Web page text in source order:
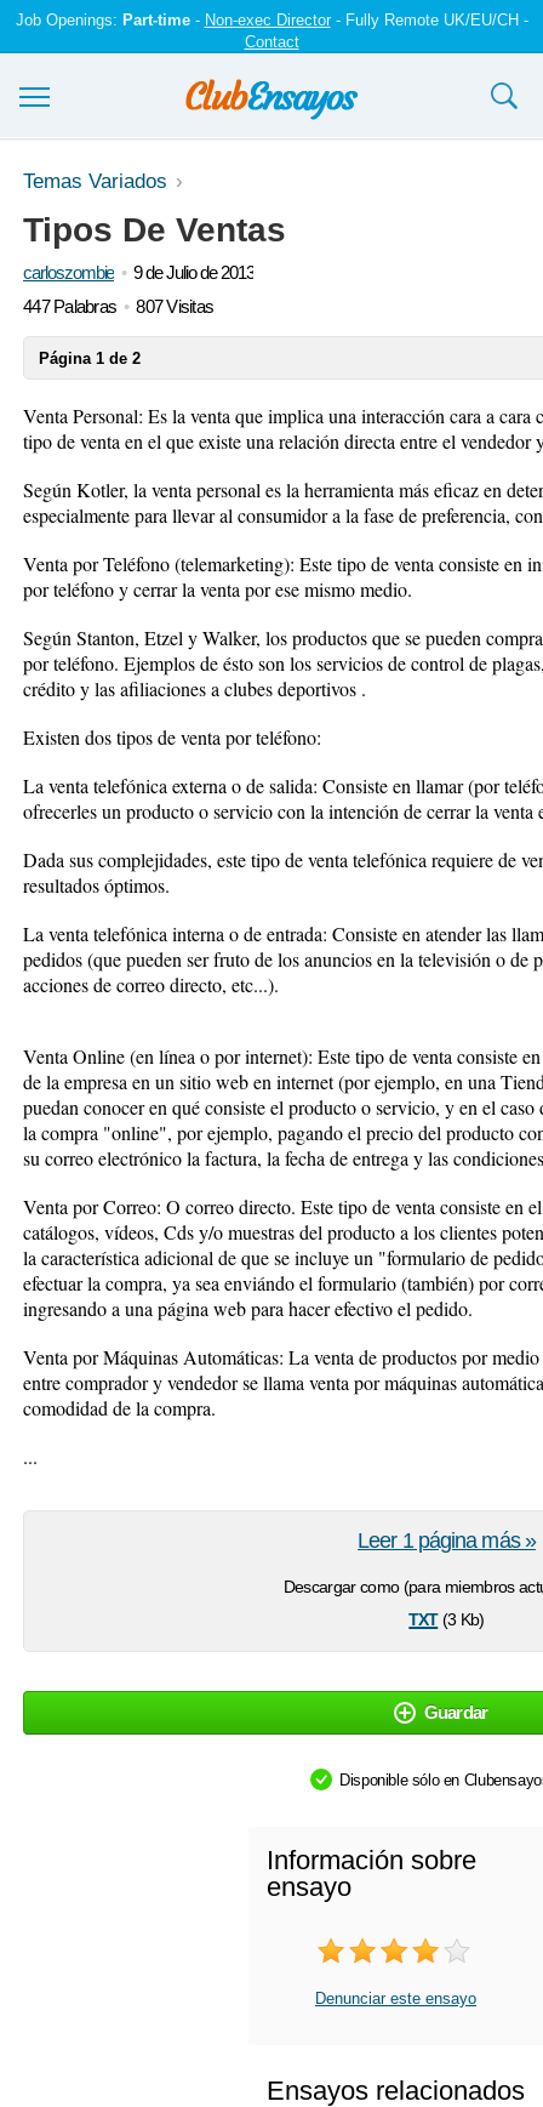
Job Openings: Part-time- Non-exec Director- Fully Remote UK/EU/CH -
Contact
Ensayos y trabajos
Registrarse
Iniciar sesión
Temas Variados
Tipos De Ventas
carloszombie
9 de Julio de 2013
447 Palabras
807 Visitas
Página 1 de 2
Venta Personal: Es la venta que implica una interacción cara a
tipo de venta en el que existe una relación directa entre el vendedor
Según Kotler, la venta personal es la herramienta más eficaz en
especialmente para llevar al consumidor a la fase de preferencia,
Venta por Teléfono (telemarketing): Este tipo de venta consiste en
por teléfono y cerrar la venta por ese mismo medio.
Según Stanton, Etzel y Walker, los productos que se pueden
por teléfono. Ejemplos de ésto son los servicios de control de
crédito y las afiliaciones a clubes deportivos .
Existen dos tipos de venta por teléfono:
La venta telefónica externa o de salida: Consiste en llamar (por
ofrecerles un producto o servicio con la intención de cerrar la venta
Dada sus complejidades, este tipo de venta telefónica requiere de
resultados óptimos.
La venta telefónica interna o de entrada: Consiste en atender las
pedidos (que pueden ser fruto de los anuncios en la televisión o de
acciones de correo directo, etc...).
Venta Online (en línea o por internet): Este tipo de venta consiste
de la empresa en un sitio web en internet (por ejemplo, en una
puedan conocer en qué consiste el producto o servicio, y en el caso
la compra "online", por ejemplo, pagando el precio del producto
su correo electrónico la factura, la fecha de entrega y las
Venta por Correo: O correo directo. Este tipo de venta consiste en
catálogos, vídeos, Cds y/o muestras del producto a los clientes
la característica adicional de que se incluye un "formulario de
efectuar la compra, ya sea enviándo el formulario (también) por
ingresando a una página web para hacer efectivo el pedido.
Venta por Máquinas Automáticas: La venta de productos por
entre comprador y vendedor se llama venta por máquinas
comodidad de la compra.
...
Descargar como (para miembros
txt(3 Kb)
Leer 1 página más »
Guardar
Disponible sólo en
Información sobre
ensayo
Denunciar este ensayo
Ensayos relacionados